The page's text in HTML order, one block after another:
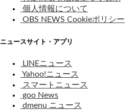
個人情報について
OBS NEWS Cookieポリシー
ニュースサイト・アプリ
LINEニュース
Yahoo!ニュース
スマートニュース
goo News
dmenu ニュース